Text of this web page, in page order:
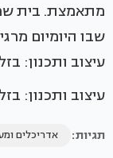
מתאמצת. בית
שבו היומיום
עיצוב ותכנון:
עיצוב ותכנון:
תגיות: אדריכלים